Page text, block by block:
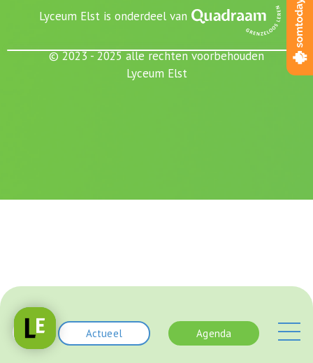
Actueel Agenda
Lyceum Elst is onderdeel van
© 2023 - 2025 alle rechten voorbehouden
Lyceum Elst